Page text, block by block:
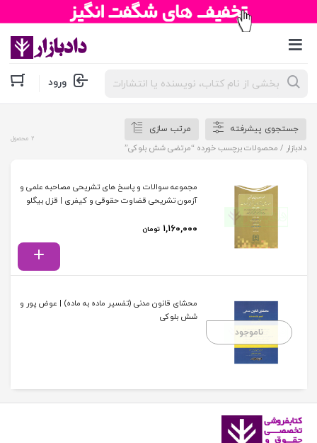
جستجوی
محصولات ورود
جستجوی پیشرفته
مرتب سازی
دادبازار / محصولات برچسب خورده “مرتضی شش بلوکی”
2 محصول
مجموعه سوالات و پاسخ های تشریحی مصاحبه علمی و
آزمون تشریحی قضاوت حقوقی و کیفری | قزل بیگلو
۱,۱۶۰,۰۰۰ تومان
ناموجود
محشای قانون مدنی (تفسیر ماده به ماده) | عوض پور و
شش بلوکی